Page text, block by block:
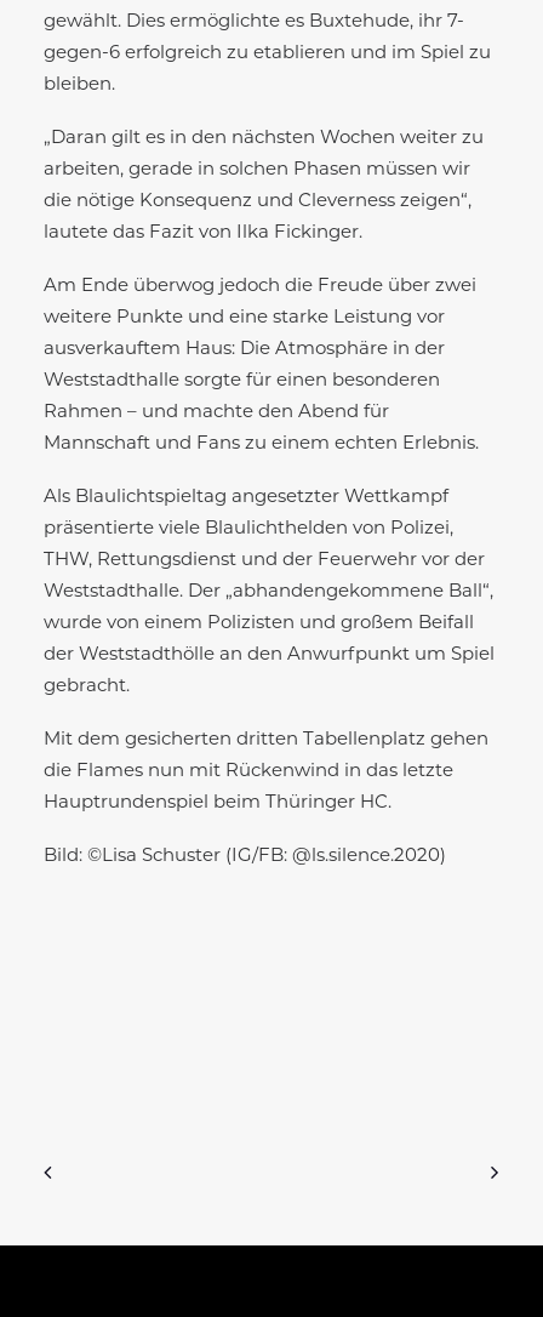
gewählt. Dies ermöglichte es Buxtehude, ihr 7-
gegen-6 erfolgreich zu etablieren und im Spiel zu
bleiben.
„Daran gilt es in den nächsten Wochen weiter zu
arbeiten, gerade in solchen Phasen müssen wir
die nötige Konsequenz und Cleverness zeigen“,
lautete das Fazit von Ilka Fickinger.
Am Ende überwog jedoch die Freude über zwei
weitere Punkte und eine starke Leistung vor
ausverkauftem Haus: Die Atmosphäre in der
Weststadthalle sorgte für einen besonderen
Rahmen – und machte den Abend für
Mannschaft und Fans zu einem echten Erlebnis.
Als Blaulichtspieltag angesetzter Wettkampf
präsentierte viele Blaulichthelden von Polizei,
THW, Rettungsdienst und der Feuerwehr vor der
Weststadthalle. Der „abhandengekommene Ball“,
wurde von einem Polizisten und großem Beifall
der Weststadthölle an den Anwurfpunkt um Spiel
gebracht.
Mit dem gesicherten dritten Tabellenplatz gehen
die Flames nun mit Rückenwind in das letzte
Hauptrundenspiel beim Thüringer HC.
Bild: ©Lisa Schuster (IG/FB: @ls.silence.2020)